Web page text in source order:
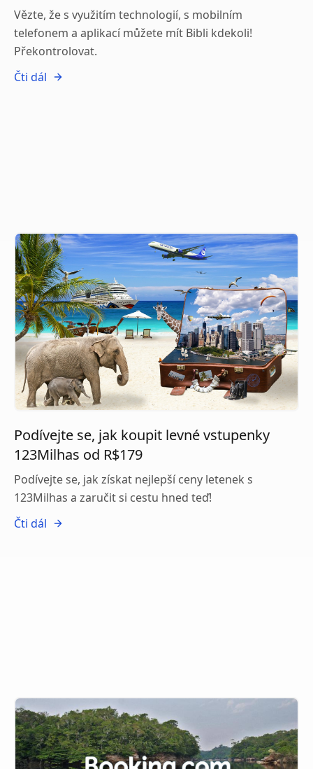
Vězte, že s využitím technologií, s mobilním
telefonem a aplikací můžete mít Bibli kdekoli!
Překontrolovat.
Čti dál
Podívejte se, jak koupit levné vstupenky
123Milhas od R$179
Podívejte se, jak získat nejlepší ceny letenek s
123Milhas a zaručit si cestu hned teď!
Čti dál